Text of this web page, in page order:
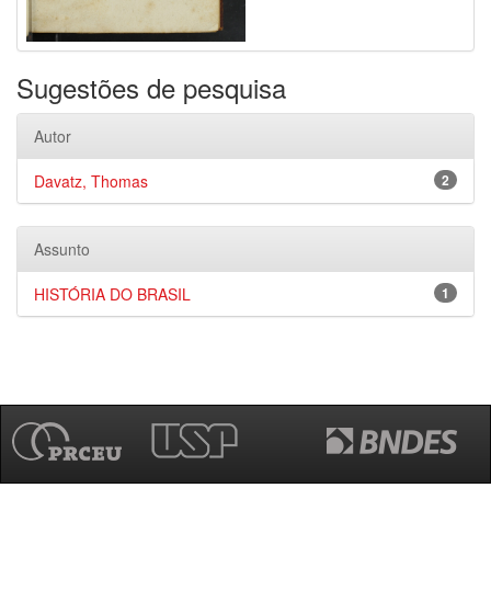
Sugestões de pesquisa
Autor
2
Davatz, Thomas
Assunto
1
HISTÓRIA DO BRASIL